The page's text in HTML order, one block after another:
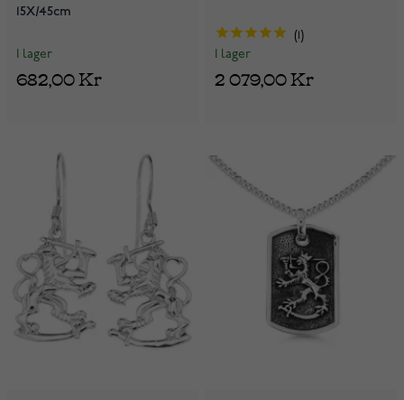
15X/45cm
I lager
682,00 Kr
I lager
2 079,00 Kr